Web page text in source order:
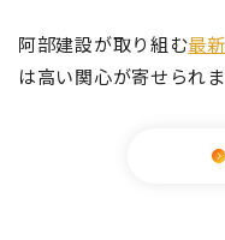
阿部建設が取り組む最
は高い関心が寄せられま